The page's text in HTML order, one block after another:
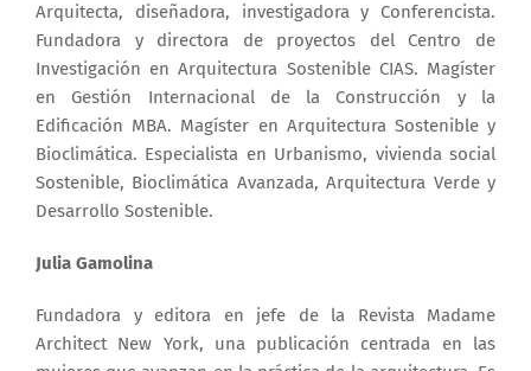
Arquitecta, diseñadora, investigadora y Conferencista.
Fundadora y directora de proyectos del Centro de
Investigación en Arquitectura Sostenible CIAS. Magíster
en Gestión Internacional de la Construcción y la
Edificación MBA. Magíster en Arquitectura Sostenible y
Bioclimática. Especialista en Urbanismo, vivienda social
Sostenible, Bioclimática Avanzada, Arquitectura Verde y
Desarrollo Sostenible.
Julia Gamolina
Fundadora y editora en jefe de la Revista Madame
Architect New York, una publicación centrada en las